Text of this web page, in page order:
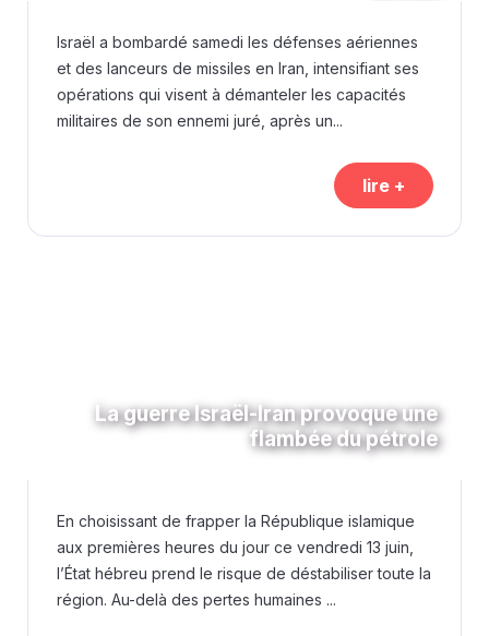
Israël a bombardé samedi les défenses aériennes
et des lanceurs de missiles en Iran, intensifiant ses
opérations qui visent à démanteler les capacités
militaires de son ennemi juré, après un...
lire +
La guerre Israël-Iran provoque une
flambée du pétrole
En choisissant de frapper la République islamique
aux premières heures du jour ce vendredi 13 juin,
l’État hébreu prend le risque de déstabiliser toute la
région. Au-delà des pertes humaines ...